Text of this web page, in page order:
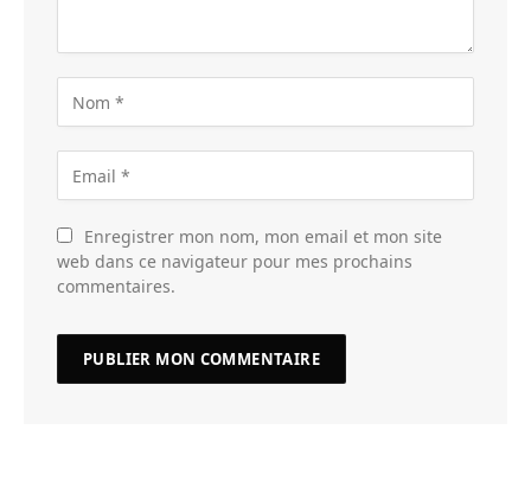
Enregistrer mon nom, mon email et mon site
web dans ce navigateur pour mes prochains
commentaires.